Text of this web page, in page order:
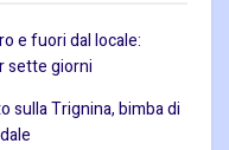
e fuori dal locale:
sette giorni
sulla Trignina, bimba di